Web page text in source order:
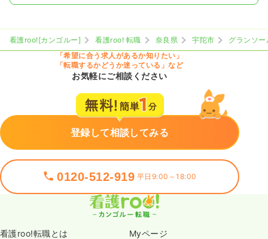
看護roo![カンゴルー] 看護roo! 転職 奈良県 宇陀市
グランソ
「希望に合う求人があるか知りたい」
「転職するかどうか迷っている」など
お気軽にご相談ください
登録して相談してみる
0120-512-919 平日9:00～18:00
看護roo!転職とは Myページ